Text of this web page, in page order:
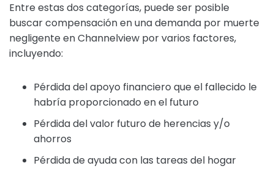
Entre estas dos categorías, puede ser posible
buscar compensación en una demanda por muerte
negligente en Channelview por varios factores,
incluyendo:
Pérdida del apoyo financiero que el fallecido le
habría proporcionado en el futuro
Pérdida del valor futuro de herencias y/o
ahorros
Pérdida de ayuda con las tareas del hogar